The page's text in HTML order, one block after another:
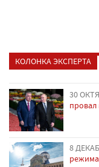
КОЛОНКА ЭКСПЕРТА
30
провал
8
режима